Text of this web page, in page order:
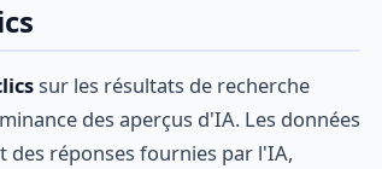
sur les résultats de recherche
des aperçus d'IA. Les données
réponses fournies par l'IA,